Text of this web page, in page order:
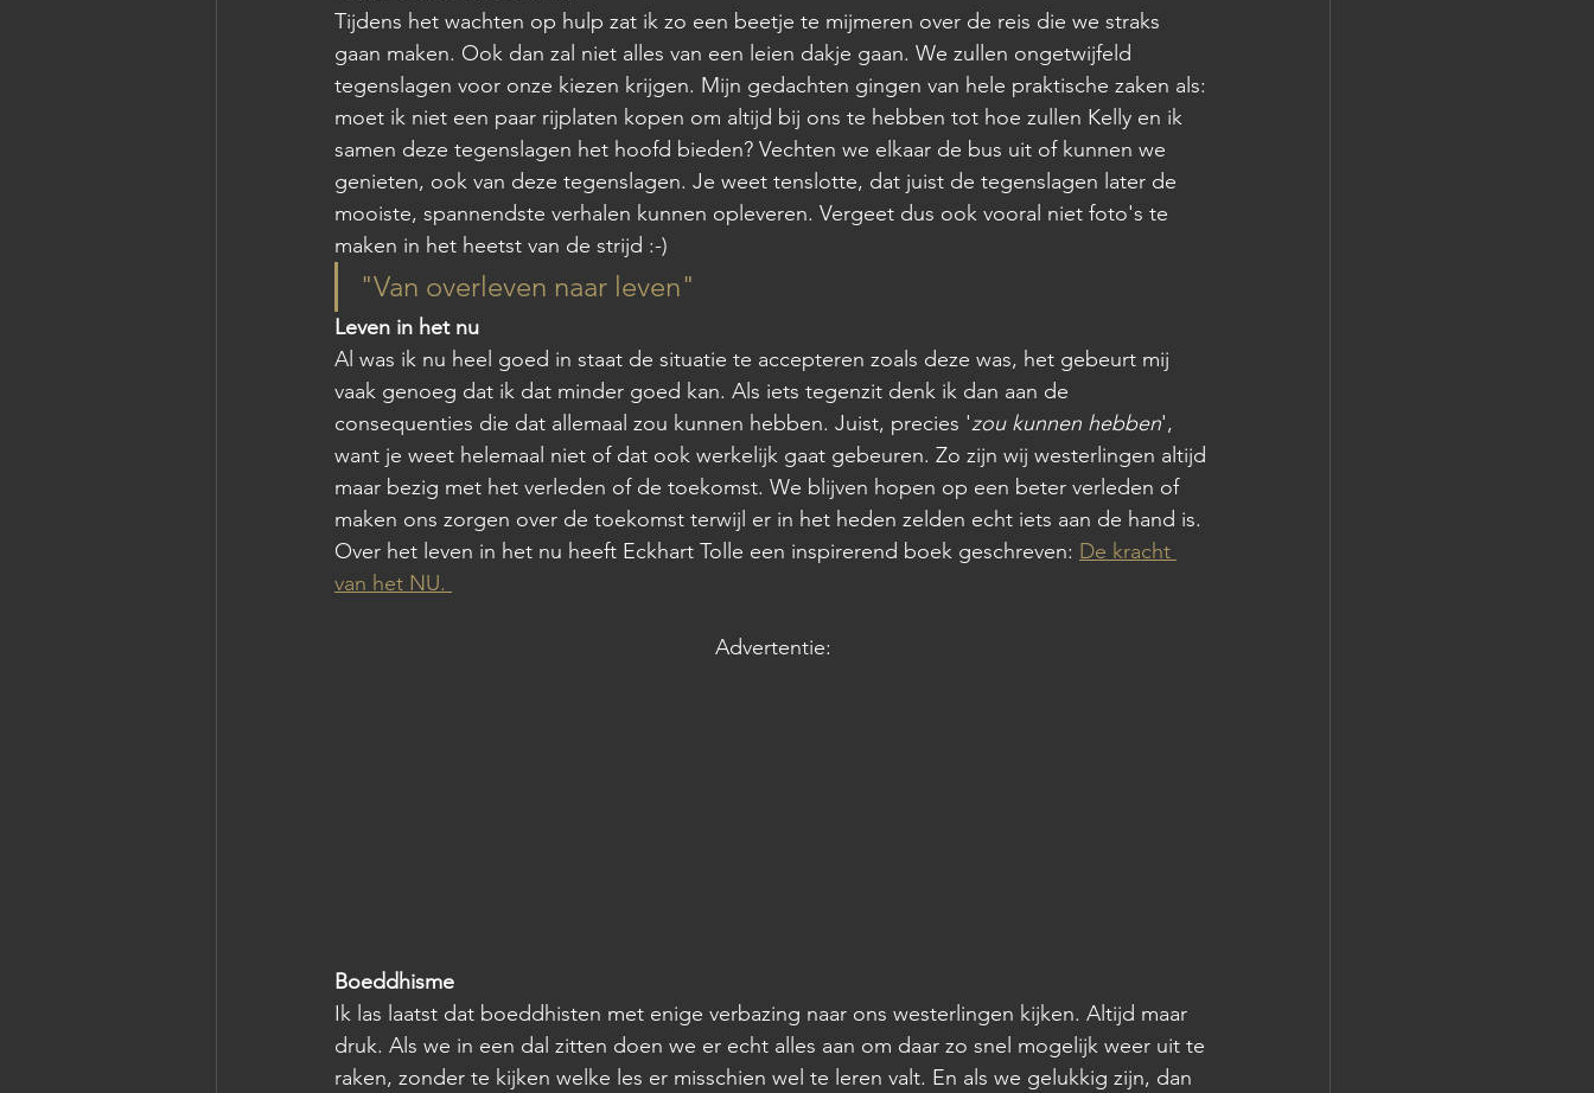
Tijdens het wachten op hulp zat ik zo een beetje te mijmeren over de reis die we straks
gaan maken. Ook dan zal niet alles van een leien dakje gaan. We zullen ongetwijfeld
tegenslagen voor onze kiezen krijgen. Mijn gedachten gingen van hele praktische zaken als:
moet ik niet een paar rijplaten kopen om altijd bij ons te hebben tot hoe zullen Kelly en ik
samen deze tegenslagen het hoofd bieden? Vechten we elkaar de bus uit of kunnen we
genieten, ook van deze tegenslagen. Je weet tenslotte, dat juist de tegenslagen later de
mooiste, spannendste verhalen kunnen opleveren. Vergeet dus ook vooral niet foto's te
maken in het heetst van de strijd :-)
"Van overleven naar leven"
Leven in het nu
Al was ik nu heel goed in staat de situatie te accepteren zoals deze was, het gebeurt mij
vaak genoeg dat ik dat minder goed kan. Als iets tegenzit denk ik dan aan de
consequenties die dat allemaal zou kunnen hebben. Juist, precies 'zou kunnen hebben',
want je weet helemaal niet of dat ook werkelijk gaat gebeuren. Zo zijn wij westerlingen altijd
maar bezig met het verleden of de toekomst. We blijven hopen op een beter verleden of
maken ons zorgen over de toekomst terwijl er in het heden zelden echt iets aan de hand is.
Over het leven in het nu heeft Eckhart Tolle een inspirerend boek geschreven: De kracht
van het NU.
Advertentie:
Boeddhisme
Ik las laatst dat boeddhisten met enige verbazing naar ons westerlingen kijken. Altijd maar
druk. Als we in een dal zitten doen we er echt alles aan om daar zo snel mogelijk weer uit te
raken, zonder te kijken welke les er misschien wel te leren valt. En als we gelukkig zijn, dan